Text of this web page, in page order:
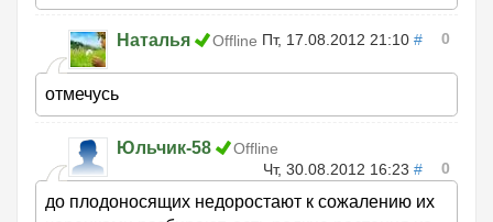
Наталья Offline Пт, 17.08.2012 21:10 # 0
отмечусь
Юльчик-58
Offline
Чт, 30.08.2012 16:23 # 0
до плодоносящих недоростают к сожалению их